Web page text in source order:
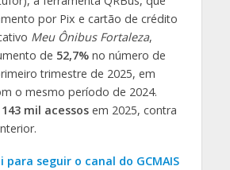
por Pix e cartão de crédito
Meu Ônibus Fortaleza,
de 52,7%no número de
trimestre de 2025, em
o mesmo período de 2024.
143 mil acessosem 2025, contra
para seguir o canal do GCMAIS